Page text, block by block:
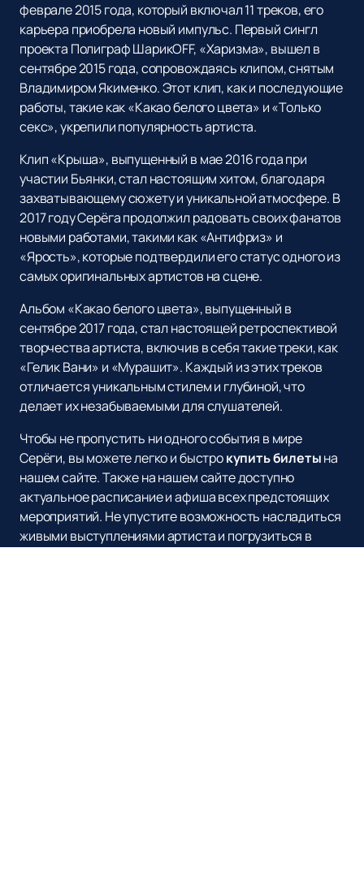
феврале 2015 года, который включал 11 треков, его
карьера приобрела новый импульс. Первый сингл
проекта Полиграф ШарикOFF, «Харизма», вышел в
сентябре 2015 года, сопровождаясь клипом, снятым
Владимиром Якименко. Этот клип, как и последующие
работы, такие как «Какао белого цвета» и «Только
секс», укрепили популярность артиста.
Клип «Крыша», выпущенный в мае 2016 года при
участии Бьянки, стал настоящим хитом, благодаря
захватывающему сюжету и уникальной атмосфере. В
2017 году Серёга продолжил радовать своих фанатов
новыми работами, такими как «Антифриз» и
«Ярость», которые подтвердили его статус одного из
самых оригинальных артистов на сцене.
Альбом «Какао белого цвета», выпущенный в
сентябре 2017 года, стал настоящей ретроспективой
творчества артиста, включив в себя такие треки, как
«Гелик Вани» и «Мурашит». Каждый из этих треков
отличается уникальным стилем и глубиной, что
делает их незабываемыми для слушателей.
Чтобы не пропустить ни одного события в мире
Серёги, вы можете легко и быстрокупить билетына
нашем сайте. Также на нашем сайте доступно
актуальное расписание и афиша всех предстоящих
мероприятий. Не упустите возможность насладиться
живыми выступлениями артиста и погрузиться в